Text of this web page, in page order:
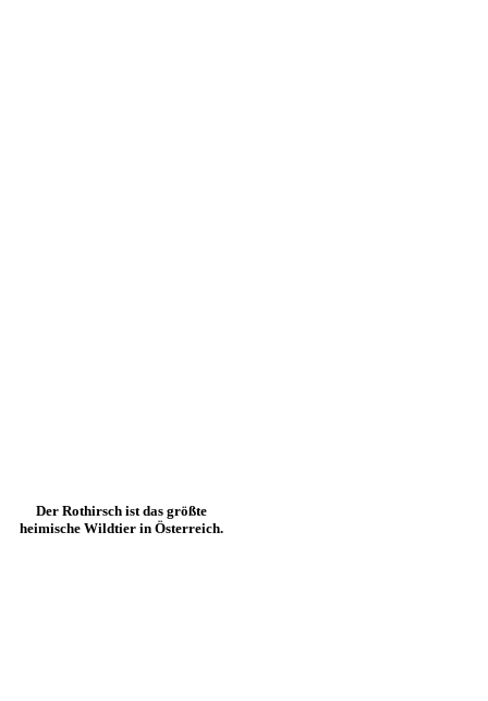
Der Rothirsch ist das größte
heimische Wildtier in Österreich.